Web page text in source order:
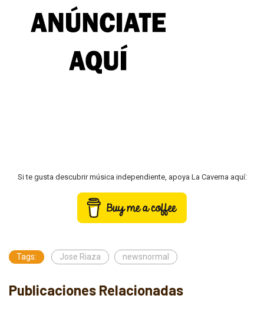
Si te gusta descubrir música independiente, apoya La Caverna aquí:
Tags: Jose Riaza newsnormal
Publicaciones Relacionadas